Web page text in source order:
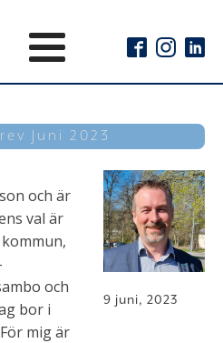
Juni 2023
och är
val är
och
bor i
mig är
9 juni, 2023